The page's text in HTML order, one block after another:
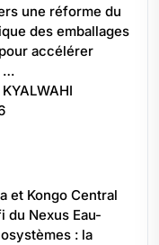
une réforme du
des emballages
accélérer
…
et Kongo Central
du Nexus Eau-
: la